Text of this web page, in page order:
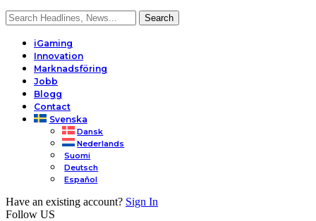
iGaming
Innovation
Marknadsföring
Jobb
Blogg
Contact
Svenska
Dansk
Nederlands
Suomi
Deutsch
Español
Have an existing account? Sign In
Follow US